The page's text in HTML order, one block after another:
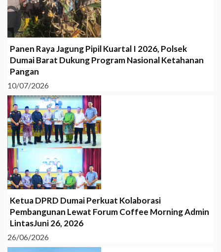
Panen Raya Jagung Pipil Kuartal I 2026, Polsek
Dumai Barat Dukung Program Nasional Ketahanan
Pangan
10/07/2026
Ketua DPRD Dumai Perkuat Kolaborasi
Pembangunan Lewat Forum Coffee Morning Admin
LintasJuni 26, 2026
26/06/2026